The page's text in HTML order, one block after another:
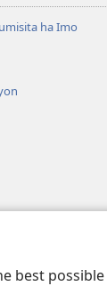
best
ha Imo